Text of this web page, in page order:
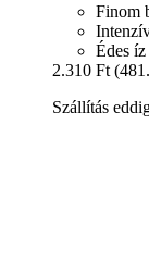
Finom
Édes íz
2.310 Ft
Szállítás